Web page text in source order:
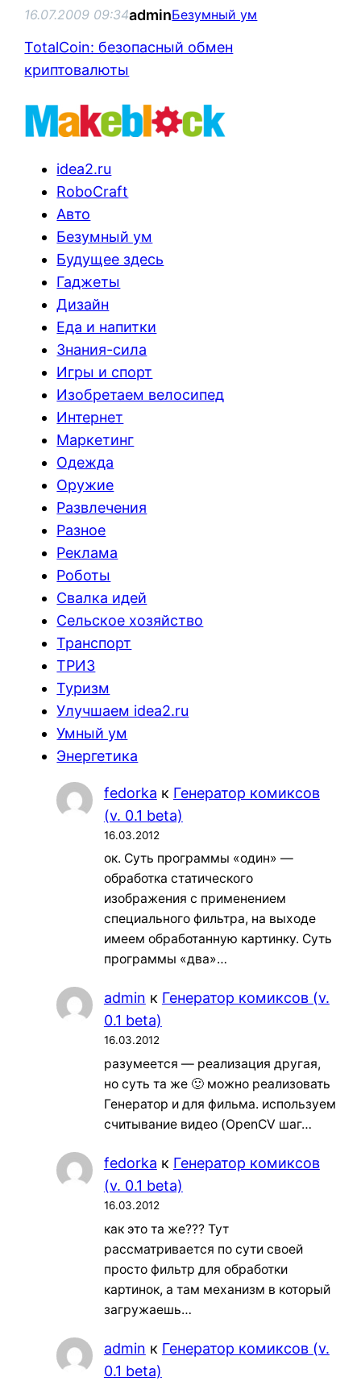
16.07.2009 09:34adminБезумный ум
TotalCoin: безопасный обмен
криптовалюты
idea2.ru
RoboCraft
Авто
Безумный ум
Будущее здесь
Гаджеты
Дизайн
Еда и напитки
Знания-сила
Игры и спорт
Изобретаем велосипед
Интернет
Маркетинг
Одежда
Оружие
Развлечения
Разное
Реклама
Роботы
Свалка идей
Сельское хозяйство
Транспорт
ТРИЗ
Туризм
Улучшаем idea2.ru
Умный ум
Энергетика
fedorka к Генератор комиксов
(v. 0.1 beta)
16.03.2012
ок. Суть программы «один» —
обработка статического
изображения с применением
специального фильтра, на выходе
имеем обработанную картинку. Суть
программы «два»…
admin к Генератор комиксов (v.
0.1 beta)
16.03.2012
разумеется — реализация другая,
но суть та же 🙂 можно реализовать
Генератор и для фильма. используем
считывание видео (OpenCV шаг…
fedorka к Генератор комиксов
(v. 0.1 beta)
16.03.2012
как это та же??? Тут
рассматривается по сути своей
просто фильтр для обработки
картинок, а там механизм в который
загружаешь…
admin к Генератор комиксов (v.
0.1 beta)